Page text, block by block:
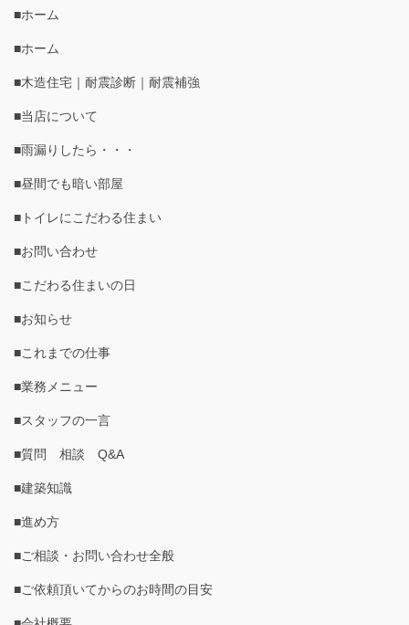
■ホーム
■ホーム
■木造住宅｜耐震診断｜耐震補強
■当店について
■雨漏りしたら・・・
■昼間でも暗い部屋
■トイレにこだわる住まい
■お問い合わせ
■こだわる住まいの日
■お知らせ
■これまでの仕事
■業務メニュー
■スタッフの一言
■質問 相談 Q&A
■建築知識
■進め方
■ご相談・お問い合わせ全般
■ご依頼頂いてからのお時間の目安